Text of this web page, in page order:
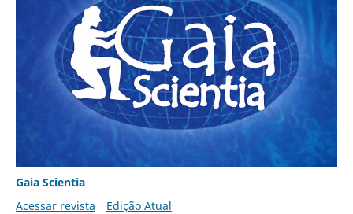
Gaia Scientia
Acessar revista
Edição Atual